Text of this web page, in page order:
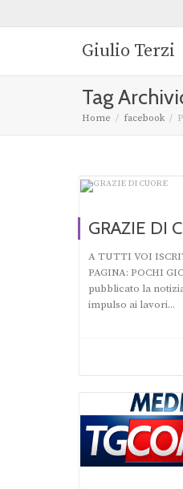
Giulio Terzi
Tag
Home facebook
GRAZIE DI
A TUTTI VOI
PAGINA: POCHI
pubblicato la
impulso ai lavori...